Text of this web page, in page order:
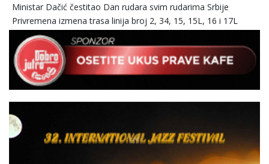
Ministar Dačić čestitao Dan rudara svim rudarima Srbije
Privremena izmena trasa linija broj 2, 34, 15, 15L, 16 i 17L